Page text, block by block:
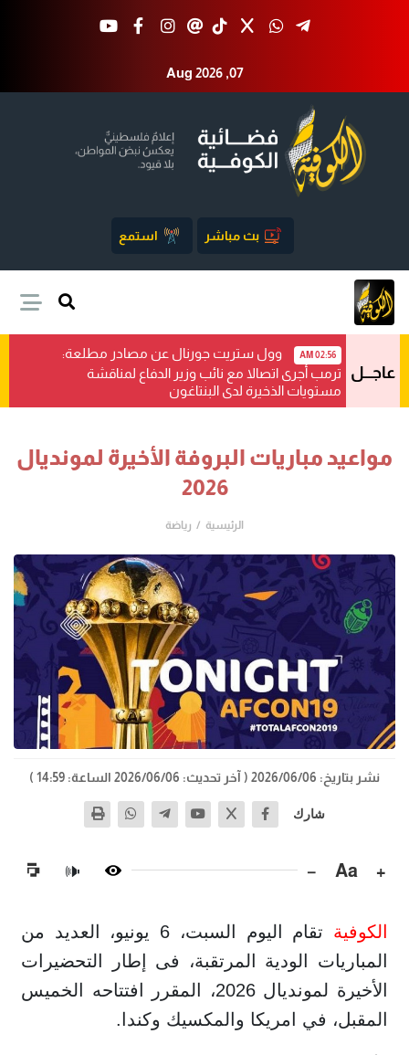
Aug 2026 ,07
بث مباشر استمع
عاجـــل
02:56 AM
وول ستريت جورنال عن مصادر مطلعة:
ترمب أجرى اتصالا مع نائب وزير الدفاع لمناقشة
مستويات الذخيرة لدى البنتاغون
مواعيد مباريات البروفة الأخيرة لمونديال
2026
الرئيسية رياضة
نشر بتاريخ: 2026/06/06 ( آخر تحديث: 2026/06/06 الساعة: 14:59 )
شارك
+
Aa
−
🔊
الكوفية
تقام اليوم السبت، 6 يونيو، العديد من
المباريات الودية المرتقبة، فى إطار التحضيرات
الأخيرة لمونديال 2026، المقرر افتتاحه الخميس
المقبل، في امريكا والمكسيك وكندا.